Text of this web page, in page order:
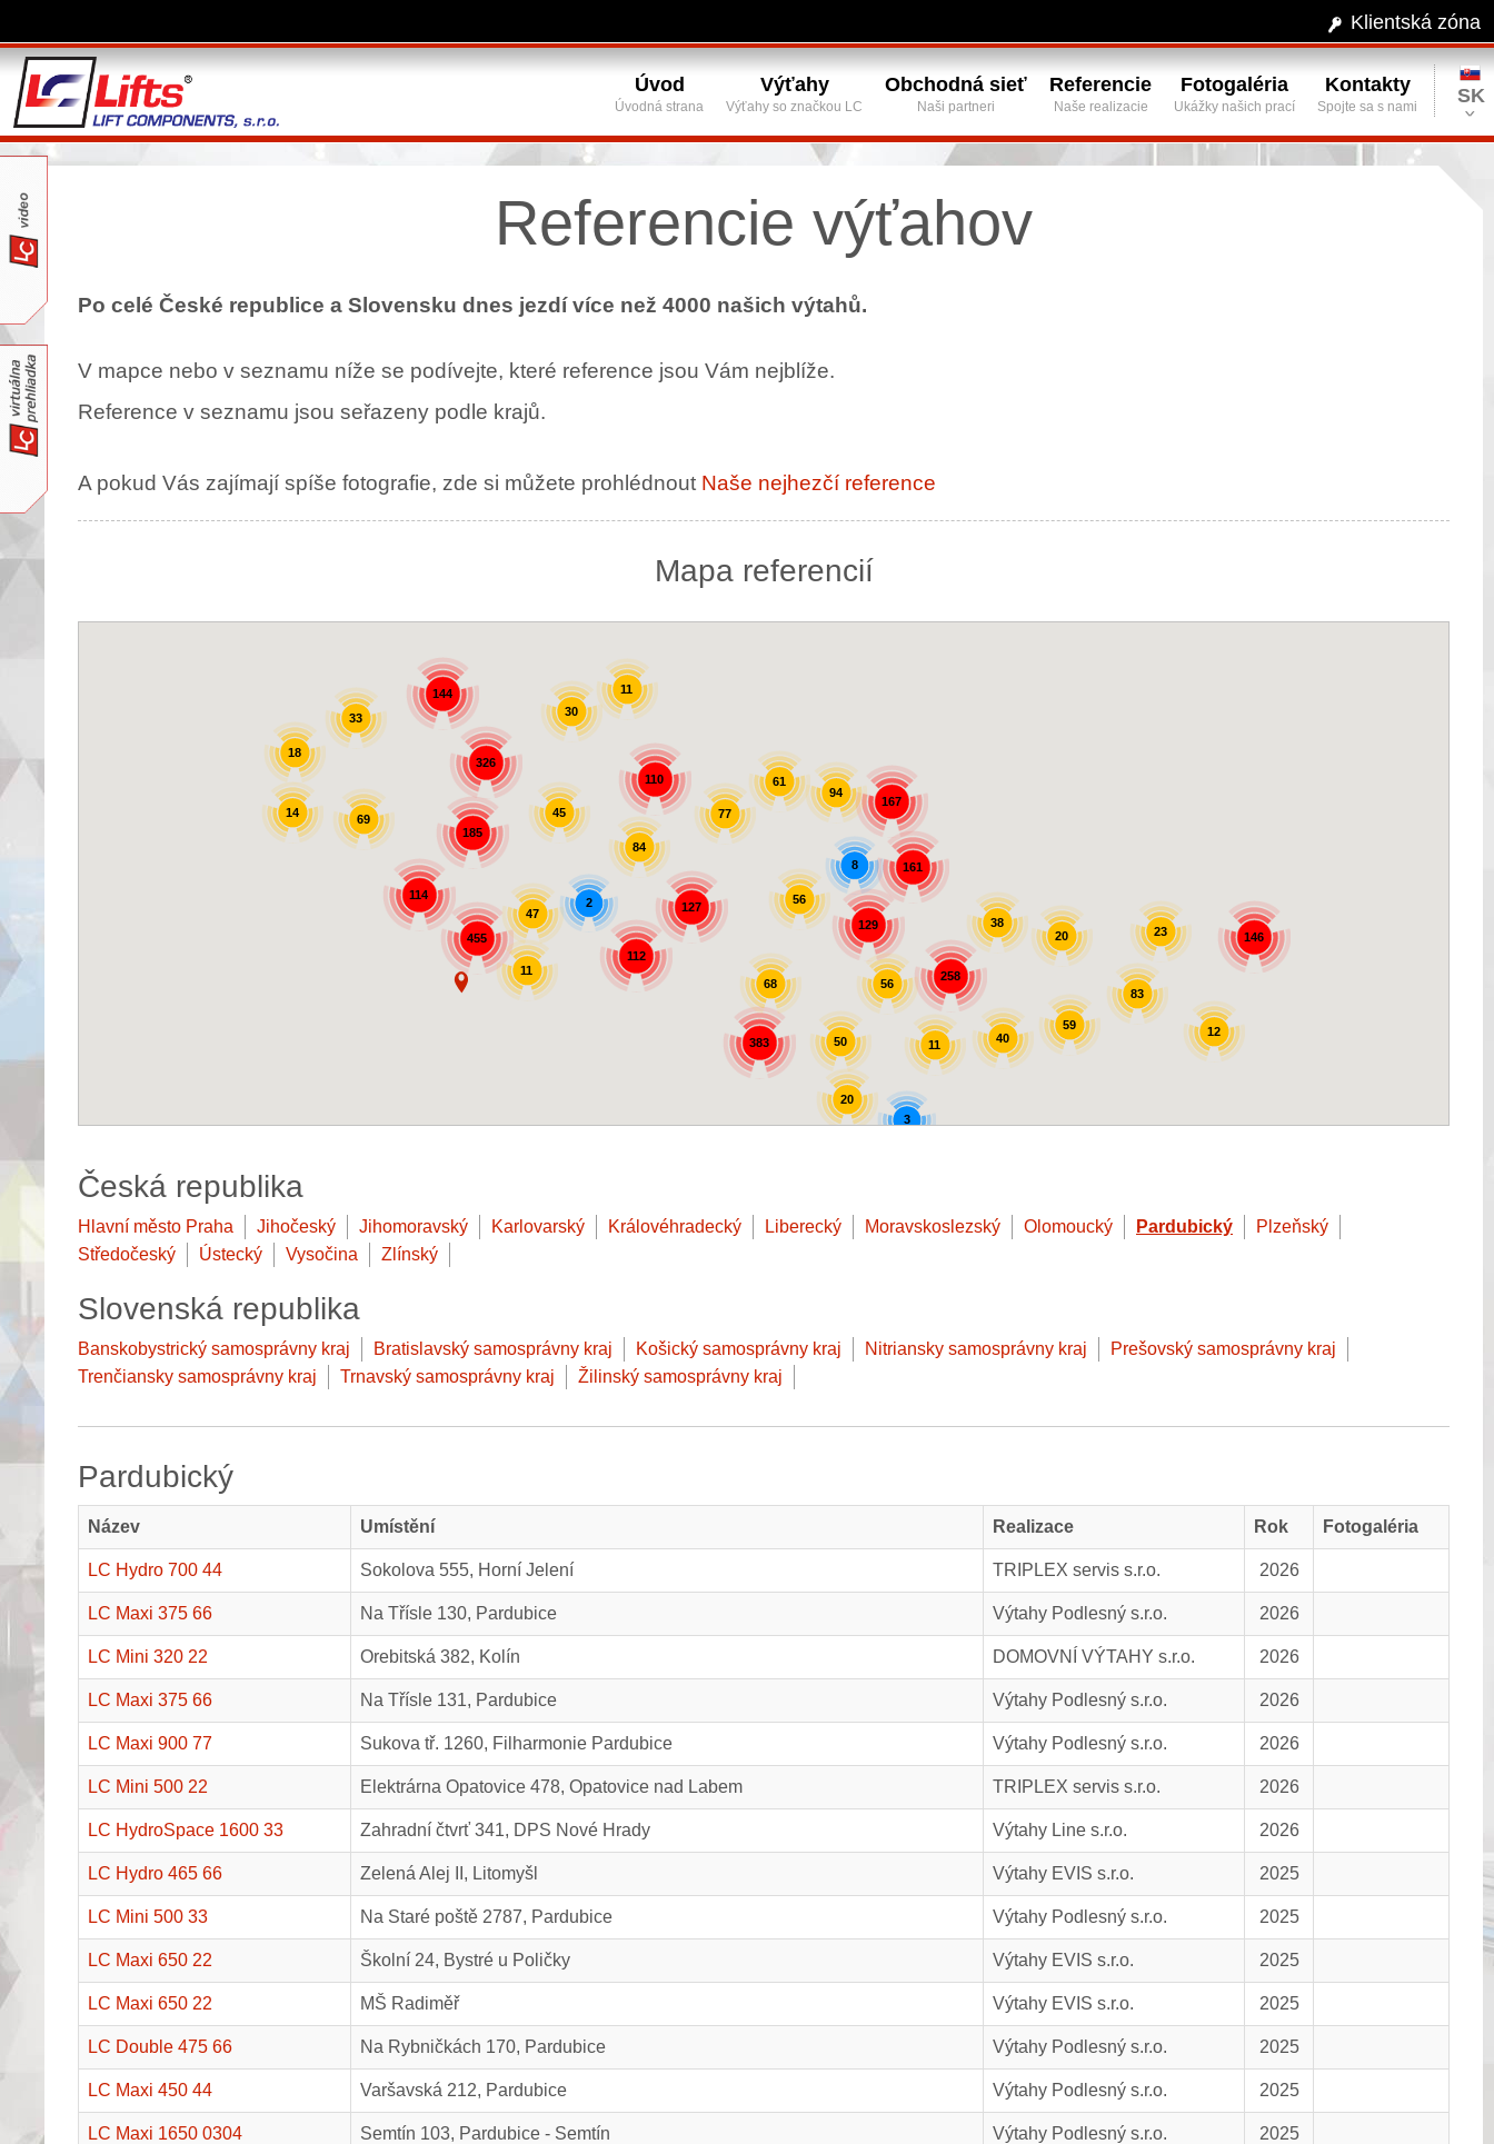
Klientská zóna
SK
Úvod
Úvodná strana
Výťahy
Výťahy so značkou LC
Obchodná sieť
Naši partneri
Referencie
Naše realizacie
Fotogaléria
Ukážky našich prací
Kontakty
Spojte sa s nami
Referencie výťahov
Po celé České republice a Slovensku dnes jezdí více než 4000 našich výtahů.
V mapce nebo v seznamu níže se podívejte, které reference jsou Vám nejblíže.
Reference v seznamu jsou seřazeny podle krajů.
A pokud Vás zajímají spíše fotografie, zde si můžete prohlédnout Naše nejhezčí reference
Mapa referencií
167
110
56
127
50
56
326
455
185
383
77
94
61
161
38
23
146
112
40
20
258
33
144
69
20
3
83
114
18
11
68
84
11
129
45
59
47
12
11
30
8
14
2
Česká republika
Hlavní město Praha Jihočeský Jihomoravský Karlovarský Královéhradecký Liberecký Moravskoslezský Olomoucký Pardubický
Plzeňský
Středočeský
Ústecký Vysočina Zlínský
Slovenská republika
Banskobystrický samosprávny kraj Bratislavský samosprávny kraj Košický samosprávny kraj Nitriansky samosprávny kraj
Prešovský samosprávny kraj
Trenčiansky samosprávny kraj
Trnavský samosprávny kraj Žilinský samosprávny kraj
Pardubický
Název Umístění Realizace Rok Fotogaléria
LC Hydro 700 44 Sokolova 555, Horní Jelení TRIPLEX servis s.r.o. 2026
LC Maxi 375 66 Na Třísle 130, Pardubice Výtahy Podlesný s.r.o. 2026
LC Mini 320 22 Orebitská 382, Kolín DOMOVNÍ VÝTAHY s.r.o. 2026
LC Maxi 375 66 Na Třísle 131, Pardubice Výtahy Podlesný s.r.o. 2026
LC Maxi 900 77 Sukova tř. 1260, Filharmonie Pardubice Výtahy Podlesný s.r.o. 2026
LC Mini 500 22 Elektrárna Opatovice 478, Opatovice nad Labem TRIPLEX servis s.r.o. 2026
LC HydroSpace 1600 33 Zahradní čtvrť 341, DPS Nové Hrady Výtahy Line s.r.o. 2026
LC Hydro 465 66 Zelená Alej II, Litomyšl Výtahy EVIS s.r.o. 2025
LC Mini 500 33 Na Staré poště 2787, Pardubice Výtahy Podlesný s.r.o. 2025
LC Maxi 650 22 Školní 24, Bystré u Poličky Výtahy EVIS s.r.o. 2025
LC Maxi 650 22 MŠ Radiměř Výtahy EVIS s.r.o. 2025
LC Double 475 66 Na Rybničkách 170, Pardubice Výtahy Podlesný s.r.o. 2025
LC Maxi 450 44 Varšavská 212, Pardubice Výtahy Podlesný s.r.o. 2025
LC Maxi 1650 0304 Semtín 103, Pardubice - Semtín Výtahy Podlesný s.r.o. 2025